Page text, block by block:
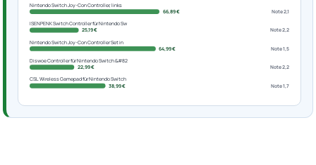
Nintendo Switch Joy-Con Controller, links
66,89 €
Note 2,1
ISENPENK Switch Controller für Nintendo Sw
25,19 €
Note 2,2
Nintendo Switch Joy-Con Controller Set in
64,99 €
Note 1,5
Diswoe Controller für Nintendo Switch &#82
22,99 €
Note 2,2
CSL Wireless Gamepad für Nintendo Switch
38,99 €
Note 1,7